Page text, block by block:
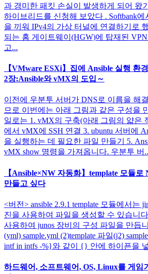
과 경미한 패킷 손실이 발생하게 되어 왔
하이브리드를 신청해 보았다 . Softbank
을 끼워 IPv4의 가상 터널에 연결하기로
되는 홈 게이트웨이(HGW)에 탑재된
고...
【VMware ESXi】집에 Ansible 실행 환
2장:Ansible와 vMX의 도입～
이전에 우분투 서버가 DNS로 이름을 해
므로 이번에는 아래 그림과 같은 구성을
일로는 1. vMX의 구축(아래 그림의 얇은
에서 vMX에 SSH 연결 3. ubuntu 서버에
을 실행하는 데 필요한 파일 만들기 5.
vMX show 명령을 가져옵니다. 우분투 버
【Ansible×NW 자동화】template 모듈
만들고 싶다
<버전> ansible 2.9.1 template 모듈에서는
진을 사용하여 파일을 생성할 수 있습니
사용하여 junos 장비의 구성 파일을 만듭
(yml) sample.yml (2)template 파일(j2)
intf in intfs -%}와 같이 {} 안에 하이픈을
하드웨어, 소프트웨어, OS, Linux를 게임